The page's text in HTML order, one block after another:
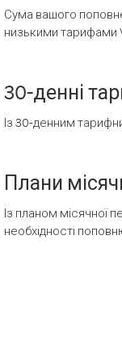
Сума вашого
низькими тарифами
30-денні
Із 30-денним
Плани
Із планом місячної
необхідності